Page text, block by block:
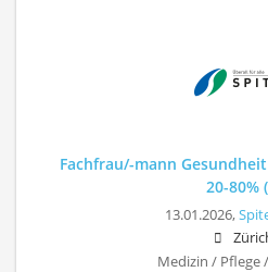
Fachfrau/-mann
20-80%
13.01.2026,
Medizin / Pflege